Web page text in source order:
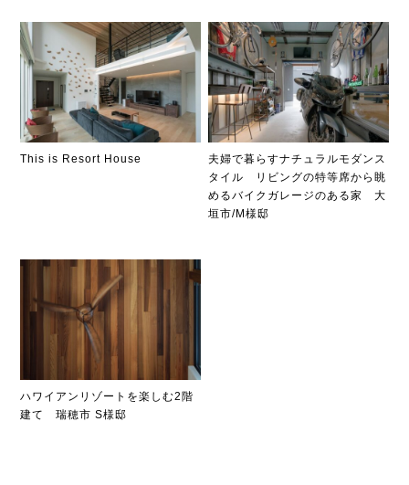
This is Resort House
夫婦で暮らすナチュラルモダンス
タイル リビングの特等席から眺
めるバイクガレージのある家 大
垣市/M様邸
ハワイアンリゾートを楽しむ2階
建て 瑞穂市 S様邸